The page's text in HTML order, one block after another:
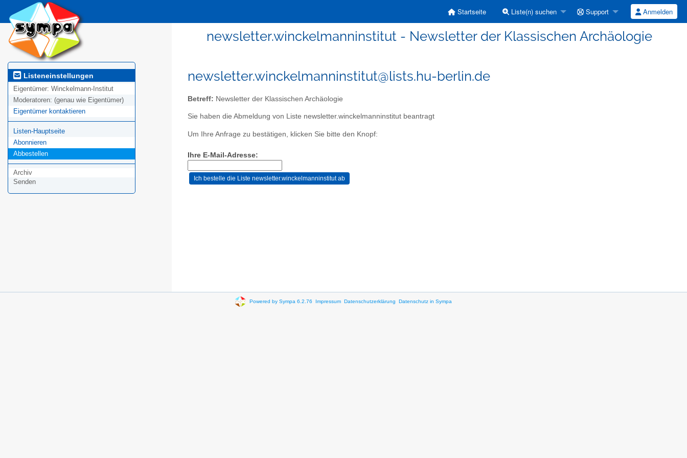
Startseite Liste(n) suchen Support Anmelden
newsletter.winckelmanninstitut - Newsletter der Klassischen Archäologie
Listeneinstellungen
Eigentümer: Winckelmann-Institut
Moderatoren: (genau wie Eigentümer)
Eigentümer kontaktieren
Listen-Hauptseite
Abonnieren
Abbestellen
Archiv
Senden
newsletter.winckelmanninstitut@lists.hu-berlin.de
Betreff: Newsletter der Klassischen Archäologie
Sie haben die Abmeldung von Liste newsletter.winckelmanninstitut beantragt
Um Ihre Anfrage zu bestätigen, klicken Sie bitte den Knopf:
Ihre E-Mail-Adresse:
Powered by Sympa 6.2.76 Impressum Datenschutzerklärung Datenschutz in Sympa